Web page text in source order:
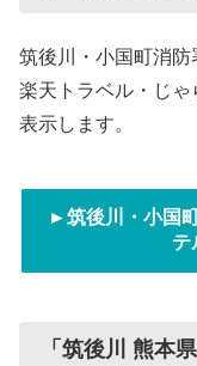
筑後川・小国町消
楽天トラベル・じ
表示します。
►筑後川・小国
テ
「筑後川 熊本